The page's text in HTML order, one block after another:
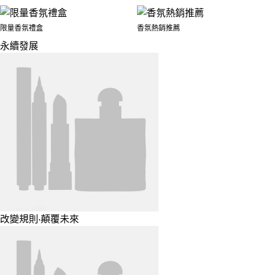
限量香氛禮盒 香氛熱銷推薦
永續發展
改變規則‧顛覆未來